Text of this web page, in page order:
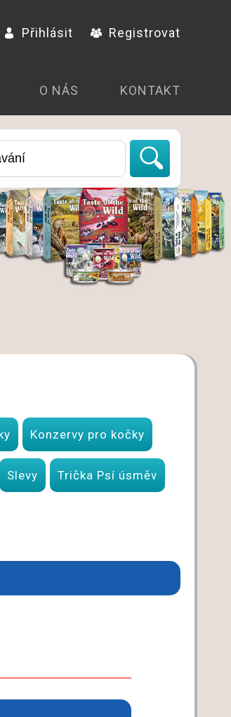
Přihlásit Registrovat
O NÁS KONTAKT
Konzervy pro kočky
Slevy Trička Psí úsměv